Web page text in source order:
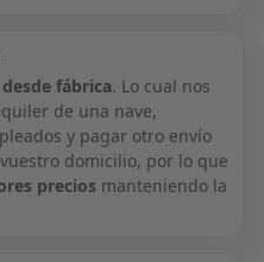
fábrica. Lo cual nos
de una nave,
y pagar otro envío
domicilio, por lo que
precios manteniendo la